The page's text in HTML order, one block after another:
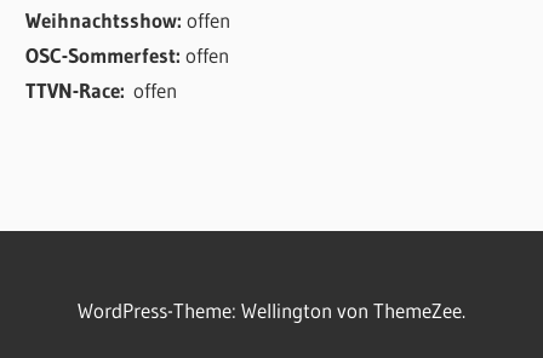
Weihnachtsshow:offen
OSC-Sommerfest:offen
TTVN-Race:offen
WordPress-Theme: Wellington von ThemeZee.